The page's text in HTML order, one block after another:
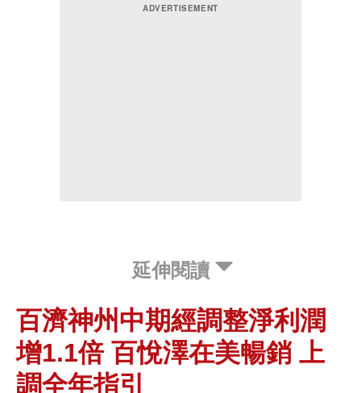
延伸閱讀
百濟神州中期經調整淨利潤
增1.1倍 百悅澤在美暢銷 上
調全年指引